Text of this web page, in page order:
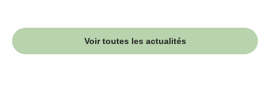
Voir toutes les actualités